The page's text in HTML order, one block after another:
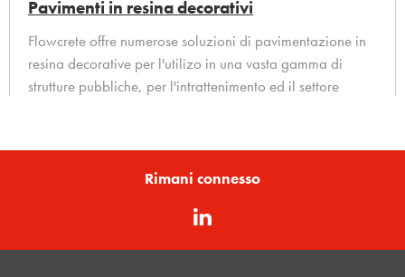
Pavimenti in resina decorativi
Flowcrete offre numerose soluzioni di pavimentazione in
resina decorative per l'utilizo in una vasta gamma di
strutture pubbliche, per l'intrattenimento ed il settore
Rimani connesso